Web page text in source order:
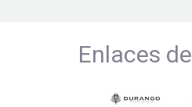
Enlaces de